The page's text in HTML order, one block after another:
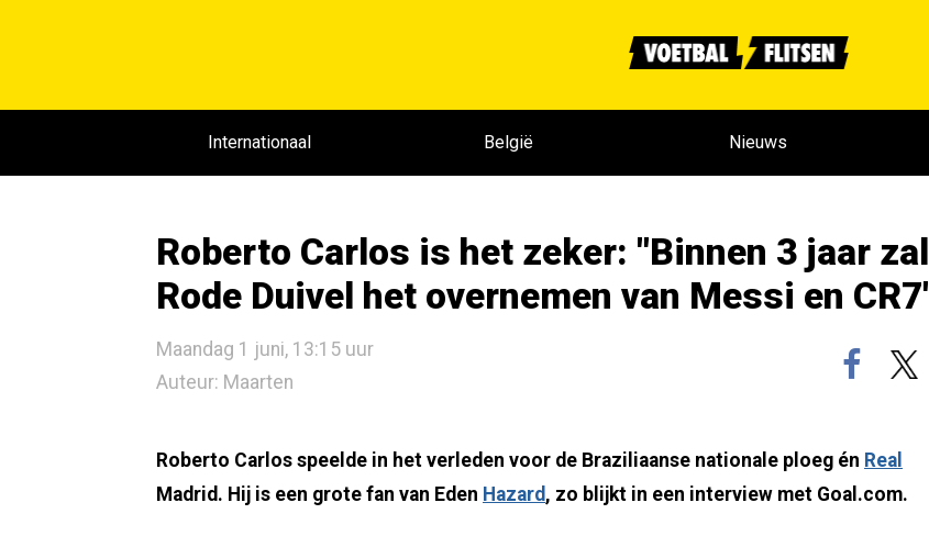
Internationaal België Nieuws
Roberto Carlos is het zeker: "Binnen 3 jaar zal
Rode Duivel het overnemen van Messi en CR7'
Maandag 1 juni, 13:15 uur
Auteur: Maarten
Roberto Carlos speelde in het verleden voor de Braziliaanse nationale ploeg én Real
Madrid. Hij is een grote fan van Eden Hazard, zo blijkt in een interview met Goal.com.